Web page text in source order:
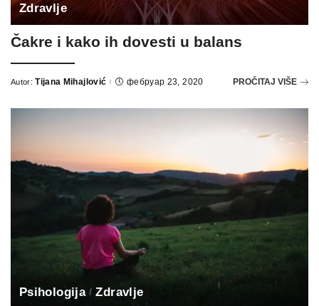
Zdravlje
Čakre i kako ih dovesti u balans
Autor: Tijana Mihajlović фебруар 23, 2020 PROČITAJ VIŠE
Psihologija Zdravlje